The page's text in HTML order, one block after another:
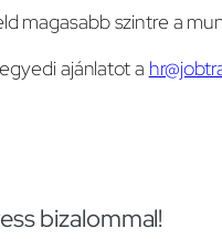
magasabb szintre a
ajánlatot a
bizalommal!